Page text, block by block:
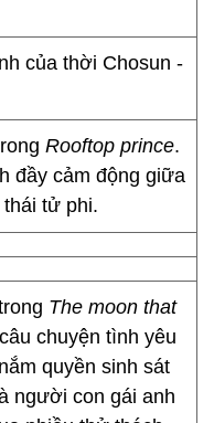
Rooftop prince.
đầy cảm động giữa
tử phi.
The moon that
chuyện tình yêu
quyền sinh sát
người con gái anh